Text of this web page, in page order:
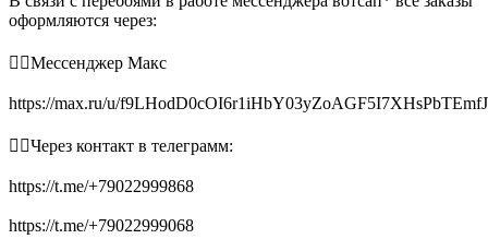
оформляются через:
👉🏻Мессенджер Макс
https://max.ru/u/
👉🏻Через контакт в телеграмм:
https://t.me/+79022999868
https://t.me/+79022999068